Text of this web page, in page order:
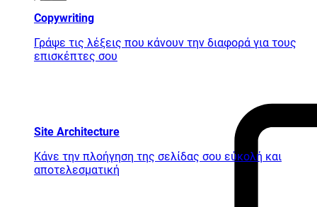
Copywriting
Γράψε τις λέξεις που κάνουν την διαφορά για τους
επισκέπτες σου
Site Architecture
Κάνε την πλοήγηση της σελίδας σου εύκολή και
αποτελεσματική